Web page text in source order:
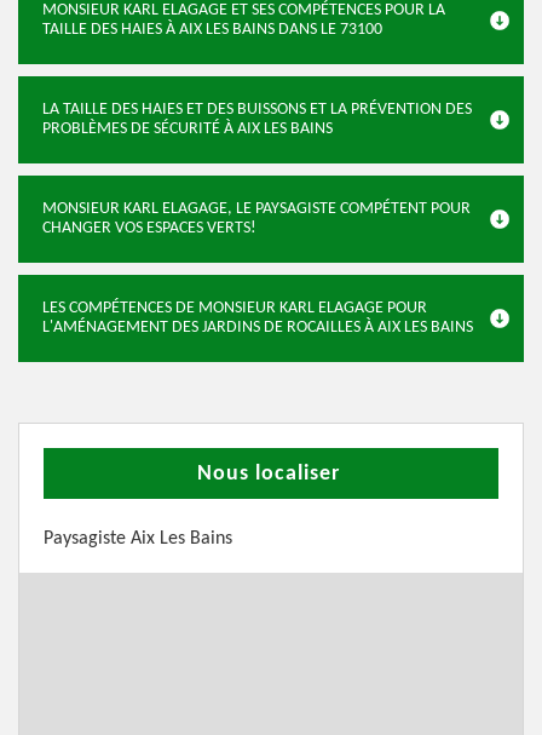
MONSIEUR KARL ELAGAGE ET SES COMPÉTENCES POUR LA
TAILLE DES HAIES À AIX LES BAINS DANS LE 73100
LA TAILLE DES HAIES ET DES BUISSONS ET LA PRÉVENTION DES
PROBLÈMES DE SÉCURITÉ À AIX LES BAINS
MONSIEUR KARL ELAGAGE, LE PAYSAGISTE COMPÉTENT POUR
CHANGER VOS ESPACES VERTS!
LES COMPÉTENCES DE MONSIEUR KARL ELAGAGE POUR
L'AMÉNAGEMENT DES JARDINS DE ROCAILLES À AIX LES BAINS
Nous localiser
Paysagiste Aix Les Bains